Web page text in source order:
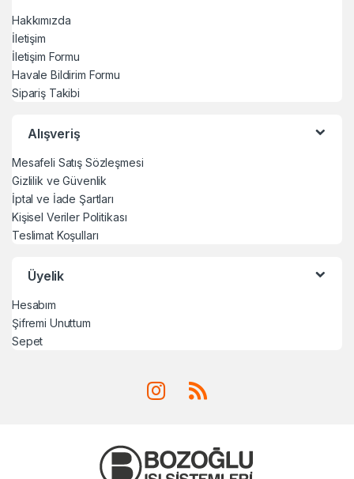
Hakkımızda
İletişim
İletişim Formu
Havale Bildirim Formu
Sipariş Takibi
Alışveriş
Mesafeli Satış Sözleşmesi
Gizlilik ve Güvenlik
İptal ve İade Şartları
Kişisel Veriler Politikası
Teslimat Koşulları
Üyelik
Hesabım
Şifremi Unuttum
Sepet